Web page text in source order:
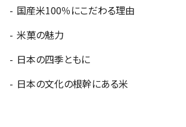
国産米100％にこだわる理由
米菓の魅力
日本の四季ともに
日本の文化の根幹にある米